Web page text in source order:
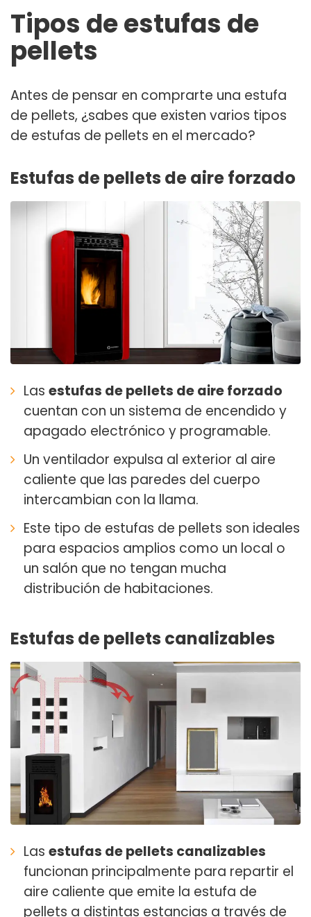
Tipos de estufas de
pellets
Antes de pensar en comprarte una estufa
de pellets, ¿sabes que existen varios tipos
de estufas de pellets en el mercado?
Estufas de pellets de aire forzado
Las estufas de pellets de aire forzado
cuentan con un sistema de encendido y
apagado electrónico y programable.
Un ventilador expulsa al exterior al aire
caliente que las paredes del cuerpo
intercambian con la llama.
Este tipo de estufas de pellets son ideales
para espacios amplios como un local o
un salón que no tengan mucha
distribución de habitaciones.
Estufas de pellets canalizables
Las estufas de pellets canalizables
funcionan principalmente para repartir el
aire caliente que emite la estufa de
pellets a distintas estancias a través de